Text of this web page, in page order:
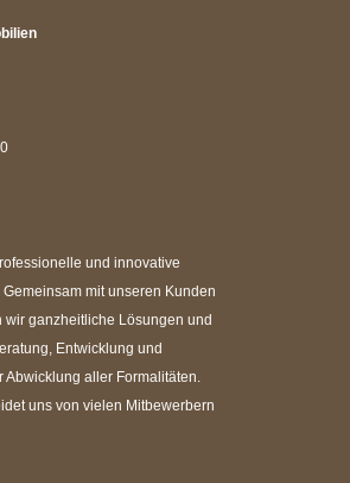
und innovative
mit unseren Kunden
ganzheitliche Lösungen und
Entwicklung und
Abwicklung aller Formalitäten.
uns von vielen Mitbewerbern